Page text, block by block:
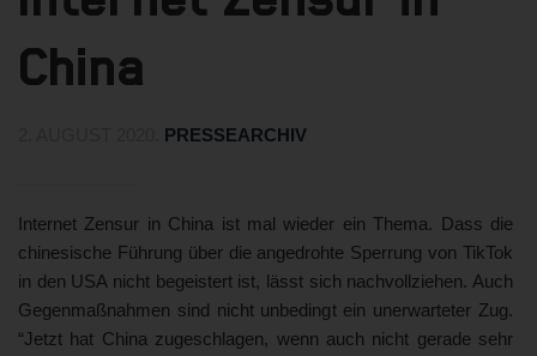
China
PRESSEARCHIV
Internet Zensur in China ist mal wieder ein Thema. Dass die
chinesische Führung über die angedrohte Sperrung von TikTok
in den USA nicht begeistert ist, lässt sich nachvollziehen. Auch
Gegenmaßnahmen sind nicht unbedingt ein unerwarteter Zug.
“Jetzt hat China zugeschlagen, wenn auch nicht gerade sehr